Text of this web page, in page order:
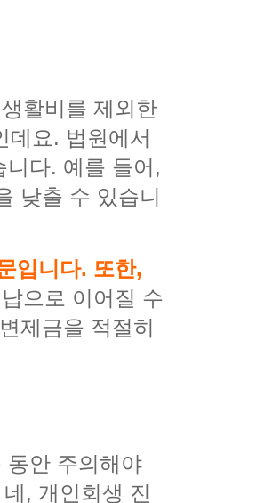
활비를 제외한
데요. 법원에서
다. 예를 들어,
낮출 수 있습니
입니다. 또한,
으로 이어질 수
제금을 적절히
동안 주의해야
, 개인회생 진